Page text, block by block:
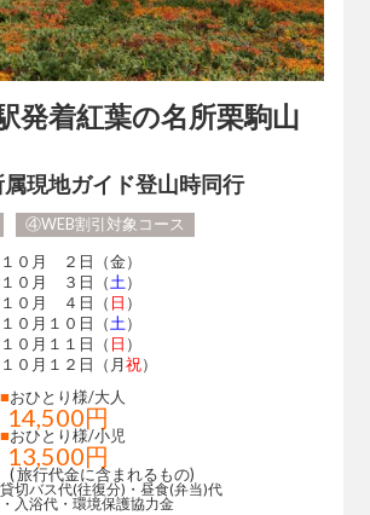
発着紅葉の名所栗駒山
現地ガイド登山時同行
④WEB割引対象コース
１０月 ２日（金）
１０月 ３日（土）
１０月 ４日（ 日 ）
１０月１０日（土）
１０月１１日（ 日 ）
１０月１２日（月祝）
■おひとり様/大人
14,500円
■おひとり様/小児
13,500円
( 旅行代金に含まれるもの)
貸切バス代(往復分)・昼食(弁当)代
・入浴代・環境保護協力金